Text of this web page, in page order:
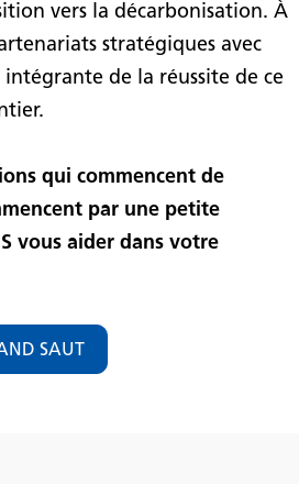
vers la décarbonisation. À
stratégiques avec
de la réussite de ce
qui commencent de
par une petite
vous aider dans votre
SAUT